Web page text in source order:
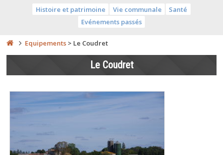
Histoire et patrimoine Vie communale
Santé
Evénements passés
Equipements > Le Coudret
Le Coudret